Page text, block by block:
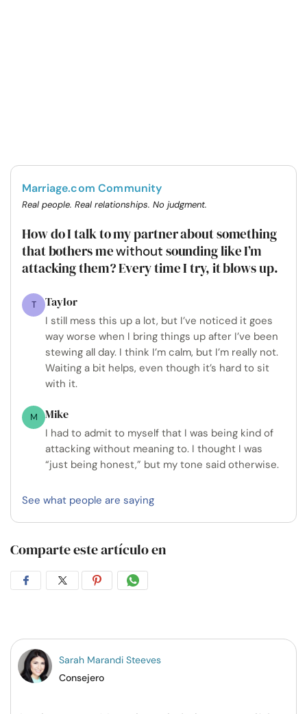
Marriage.com Community
Real people. Real relationships. No judgment.
How do I talk to my partner about something
that bothers mewithout sounding like I’m
attacking them? Every time I try, it blows up.
T Taylor
I still mess this up a lot, but I’ve noticed it goes
way worse when I bring things up after I’ve been
stewing all day. I think I’m calm, but I’m really not.
Waiting a bit helps, even though it’s hard to sit
with it.
M Mike
I had to admit to myself that I was being kind of
attacking without meaning to. I thought I was
“just being honest,” but my tone said otherwise.
See what people are saying
Comparte este artículo en
CompartirCompartirCompartirCompartir
Sarah Marandi Steeves
Consejero